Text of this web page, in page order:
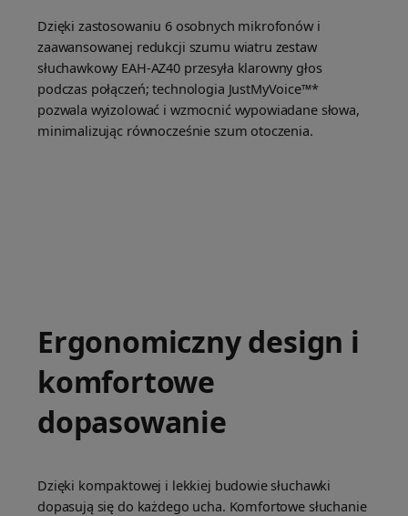
Dzięki zastosowaniu 6 osobnych mikrofonów i
zaawansowanej redukcji szumu wiatru zestaw
słuchawkowy EAH-AZ40 przesyła klarowny głos
podczas połączeń; technologia JustMyVoice™*
pozwala wyizolować i wzmocnić wypowiadane słowa,
minimalizując równocześnie szum otoczenia.
Ergonomiczny design i
komfortowe
dopasowanie
Dzięki kompaktowej i lekkiej budowie słuchawki
dopasują się do każdego ucha. Komfortowe słuchanie